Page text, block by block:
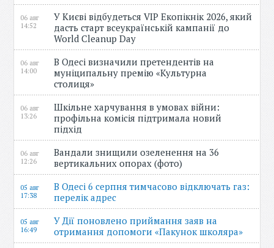
06 авг
14:52
У Києві відбудеться VIP Екопікнік 2026, який
дасть старт всеукраїнській кампанії до
World Cleanup Day
06 авг
14:00
В Одесі визначили претендентів на
муніципальну премію «Культурна
столиця»
06 авг
13:26
Шкільне харчування в умовах війни:
профільна комісія підтримала новий
підхід
06 авг
12:26
Вандали знищили озеленення на 36
вертикальних опорах (фото)
05 авг
17:38
В Одесі 6 серпня тимчасово відключать газ:
перелік адрес
05 авг
16:49
У Дії поновлено приймання заяв на
отримання допомоги «Пакунок школяра»